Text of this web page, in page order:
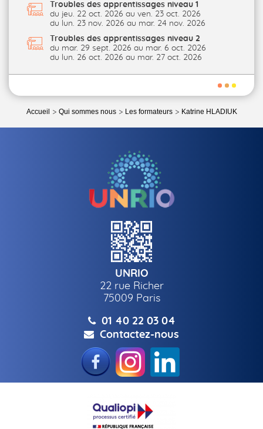
Troubles des apprentissages niveau 1
du jeu. 22 oct. 2026 au ven. 23 oct. 2026
du lun. 23 nov. 2026 au mar. 24 nov. 2026
Troubles des apprentissages niveau 2
du mar. 29 sept. 2026 au mar. 6 oct. 2026
du lun. 26 oct. 2026 au mar. 27 oct. 2026
Accueil Qui sommes nous Les formateurs Katrine HLADIUK
UNRIO
22 rue Richer
75009 Paris
01 40 22 03 04
Contactez-nous